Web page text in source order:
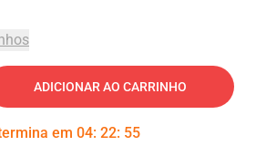
ADICIONAR AO CARRINHO
em 04: 22: 54